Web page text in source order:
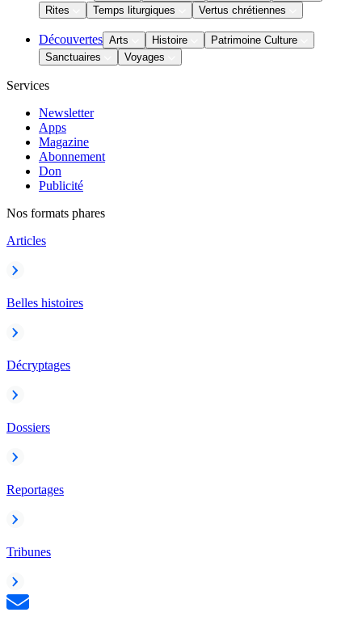
Rites
Temps liturgiques Vertus chrétiennes
Découvertes Arts Histoire
Patrimoine Culture
Sanctuaires
Voyages
Services
Newsletter
Apps
Magazine
Abonnement
Don
Publicité
Nos formats phares
Articles
Belles histoires
Décryptages
Dossiers
Reportages
Tribunes